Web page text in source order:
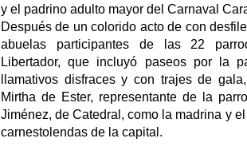
y el padrino adulto mayor del Carnaval
Después de un colorido acto de con
abuelas participantes de las 22
Libertador, que incluyó paseos por la
llamativos disfraces y con trajes de
Mirtha de Ester, representante de la
Jiménez, de Catedral, como la madrina y
carnestolendas de la capital.